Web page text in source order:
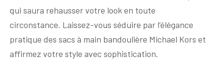
qui saura rehausser votre look en toute
circonstance. Laissez-vous séduire par l’élégance
pratique des sacs à main bandoulière Michael Kors et
affirmez votre style avec sophistication.